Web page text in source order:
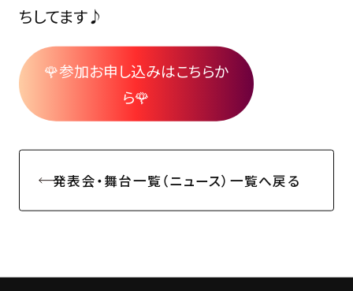
ちしてます♪
🌹参加お申し込みはこちらか
ら🌹
発表会・舞台一覧（ニュース）一覧へ戻る